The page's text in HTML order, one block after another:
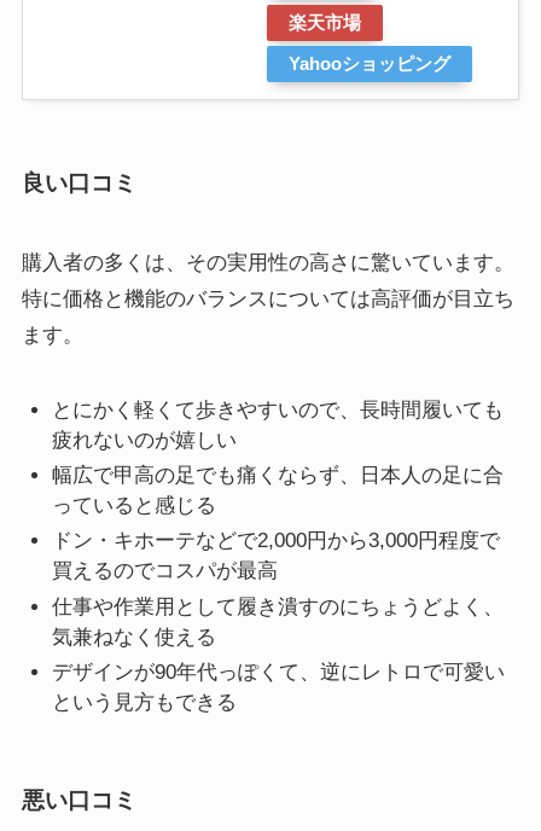
楽天市場
Yahooショッピング
良い口コミ
購入者の多くは、その実用性の高さに驚いています。
特に価格と機能のバランスについては高評価が目立ち
ます。
とにかく軽くて歩きやすいので、長時間履いても
疲れないのが嬉しい
幅広で甲高の足でも痛くならず、日本人の足に合
っていると感じる
ドン・キホーテなどで2,000円から3,000円程度で
買えるのでコスパが最高
仕事や作業用として履き潰すのにちょうどよく、
気兼ねなく使える
デザインが90年代っぽくて、逆にレトロで可愛い
という見方もできる
悪い口コミ